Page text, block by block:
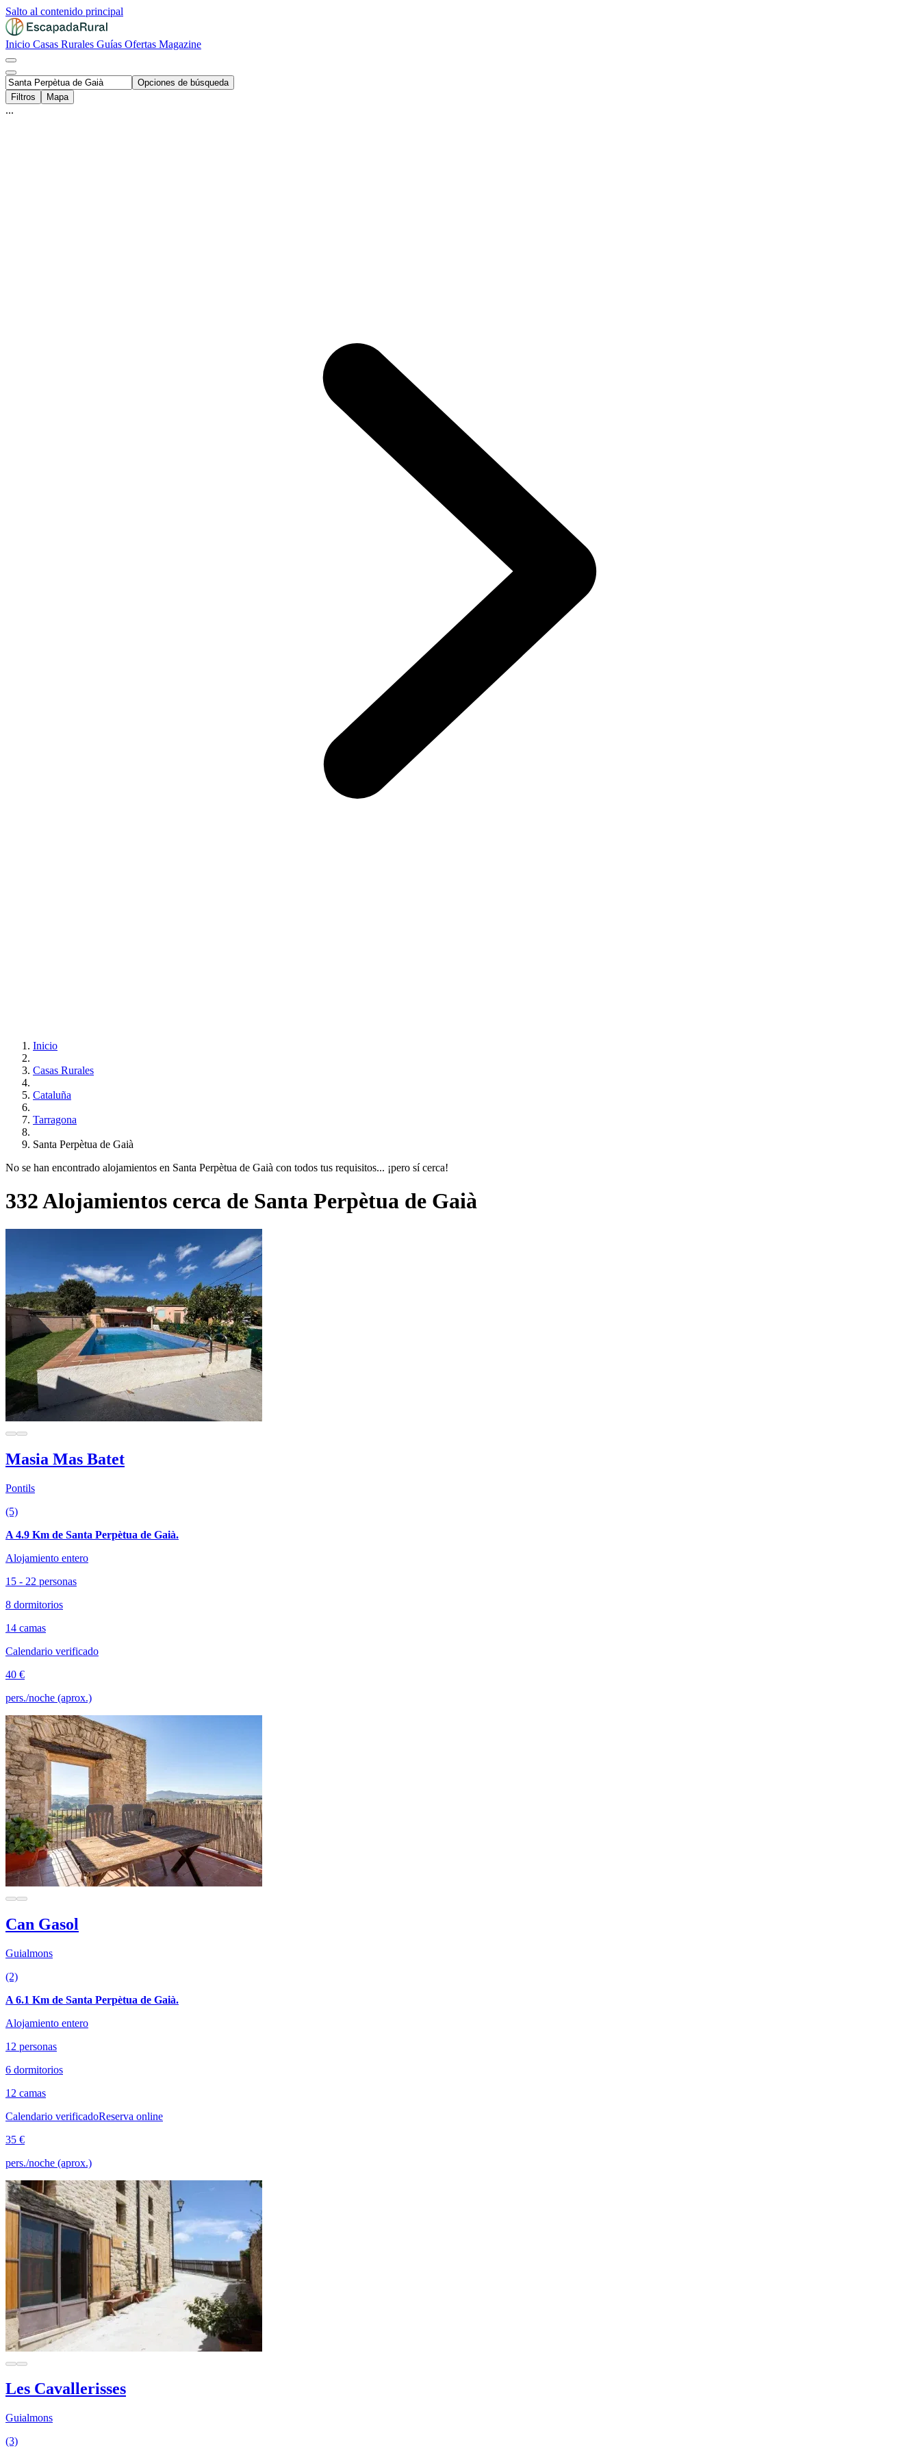
Salto al contenido principal
Inicio Casas Rurales Guías Ofertas Magazine
Opciones de búsqueda
Filtros
Mapa
...
Inicio
Casas Rurales
Cataluña
Tarragona
Santa Perpètua de Gaià
No se han encontrado alojamientos en Santa Perpètua de Gaià con todos tus requisitos... ¡pero sí cerca!
332 Alojamientos cerca de Santa Perpètua de Gaià
Masia Mas Batet
Pontils
(5)
A 4.9 Km de Santa Perpètua de Gaià.
Alojamiento entero
15 - 22 personas
8 dormitorios
14 camas
Calendario verificado
40 €
pers./noche (aprox.)
Can Gasol
Guialmons
(2)
A 6.1 Km de Santa Perpètua de Gaià.
Alojamiento entero
12 personas
6 dormitorios
12 camas
Calendario verificadoReserva online
35 €
pers./noche (aprox.)
Les Cavallerisses
Guialmons
(3)